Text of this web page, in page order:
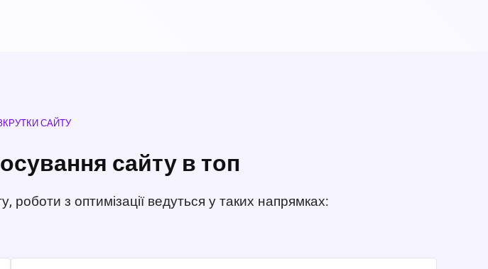
САЙТУ
сайту в топ
роботи з оптимізації ведуться у таких напрямках: